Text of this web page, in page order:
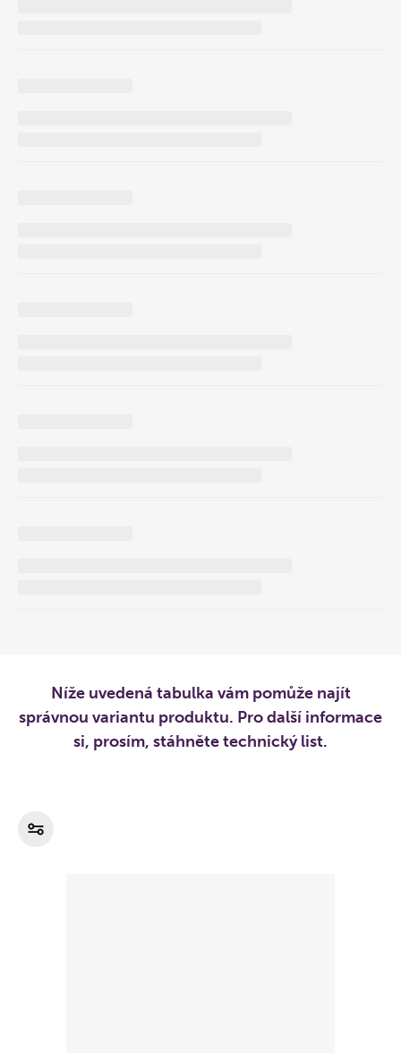
Níže uvedená tabulka vám pomůže najít
správnou variantu produktu. Pro další informace
si, prosím, stáhněte technický list.